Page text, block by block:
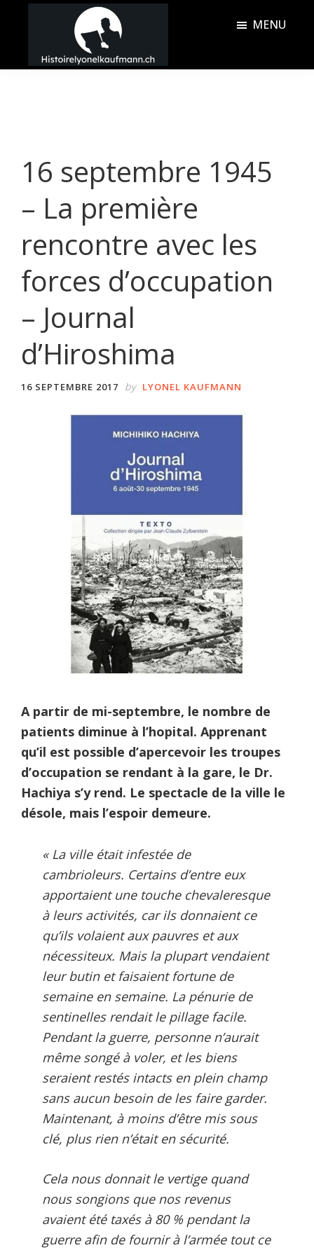
principal
barreHistoire
MENU
16 septembre 1945
– La première
rencontre avec les
forces d’occupation
– Journal
d’Hiroshima
16 SEPTEMBRE 2017 by LYONEL KAUFMANN
A partir de mi-septembre, le nombre de
patients diminue à l’hopital. Apprenant
qu’il est possible d’apercevoir les troupes
d’occupation se rendant à la gare, le Dr.
Hachiya s’y rend. Le spectacle de la ville le
désole, mais l’espoir demeure.
« La ville était infestée de
cambrioleurs. Certains d’entre eux
apportaient une touche chevaleresque
à leurs activités, car ils donnaient ce
qu’ils volaient aux pauvres et aux
nécessiteux. Mais la plupart vendaient
leur butin et faisaient fortune de
semaine en semaine. La pénurie de
sentinelles rendait le pillage facile.
Pendant la guerre, personne n’aurait
même songé à voler, et les biens
seraient restés intacts en plein champ
sans aucun besoin de les faire garder.
Maintenant, à moins d’être mis sous
clé, plus rien n’était en sécurité.
Cela nous donnait le vertige quand
nous songions que nos revenus
avaient été taxés à 80 % pendant la
guerre afin de fournir à l’armée tout ce